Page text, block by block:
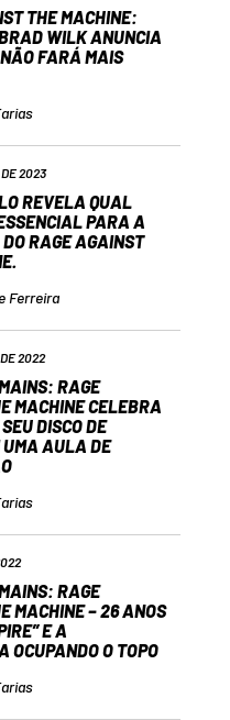
THE MACHINE:
WILK ANUNCIA
FARÁ MAIS
DE 2023
REVELA QUAL
PARA A
RAGE AGAINST
Ferreira
2022
RAGE
MACHINE CELEBRA
DISCO DE
UMA AULA DE
RAGE
MACHINE – 26 ANOS
E A
OCUPANDO O TOPO